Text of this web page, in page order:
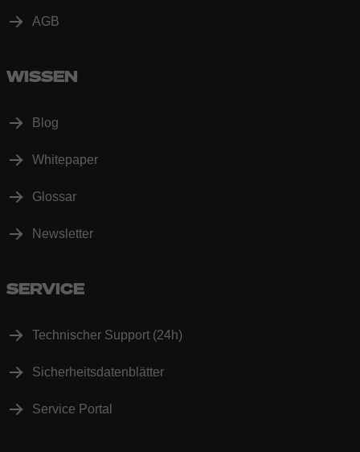
AGB
WISSEN
Blog
Whitepaper
Glossar
Newsletter
SERVICE
Technischer Support (24h)
Sicherheitsdatenblätter
Service Portal